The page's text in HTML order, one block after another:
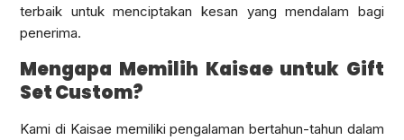
terbaik untuk menciptakan kesan yang mendalam bagi
penerima.
Mengapa Memilih Kaisae untuk Gift
Set Custom?
Kami di Kaisae memiliki pengalaman bertahun-tahun dalam